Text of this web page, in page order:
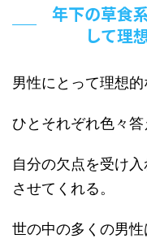
年下の草食
して理
男性にとって理想
ひとそれぞれ色々答
自分の欠点を受け
させてくれる。
世の中の多くの男